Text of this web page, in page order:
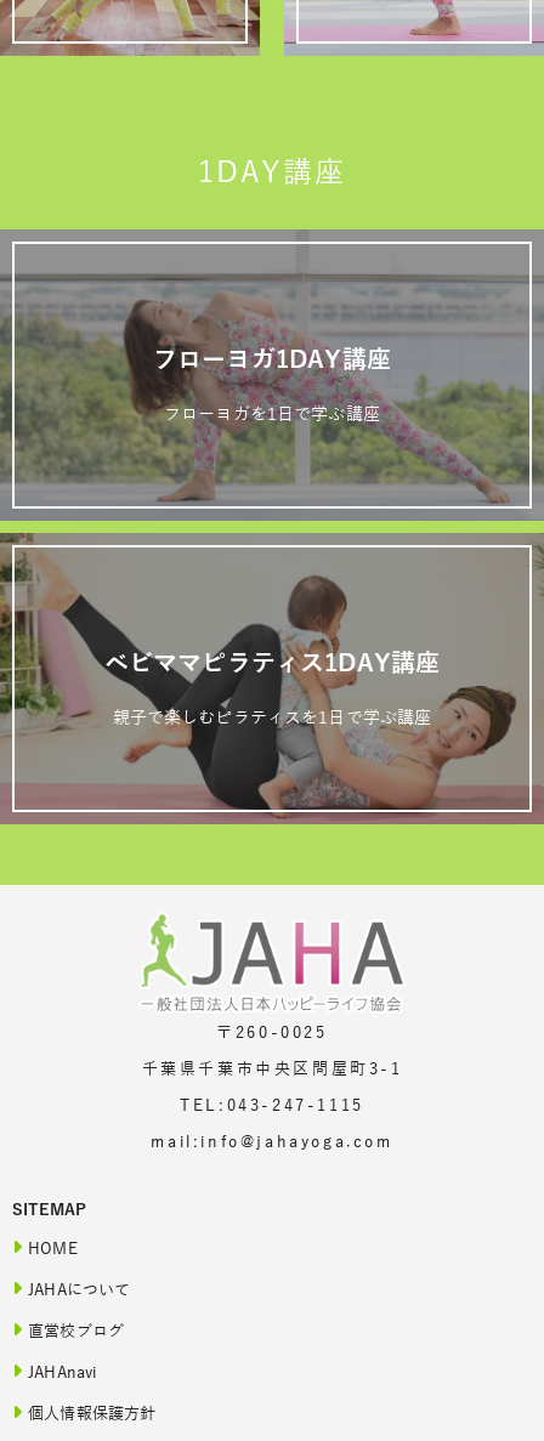
1DAY講座
フローヨガ1DAY講座
フローヨガを1日で学ぶ講座
ベビママピラティス1DAY講座
親子で楽しむピラティスを1日で学ぶ講座
〒260-0025
千葉県千葉市中央区問屋町3-1
TEL:043-247-1115
mail:info@jahayoga.com
SITEMAP
HOME
JAHAについて
直営校ブログ
JAHAnavi
個人情報保護方針